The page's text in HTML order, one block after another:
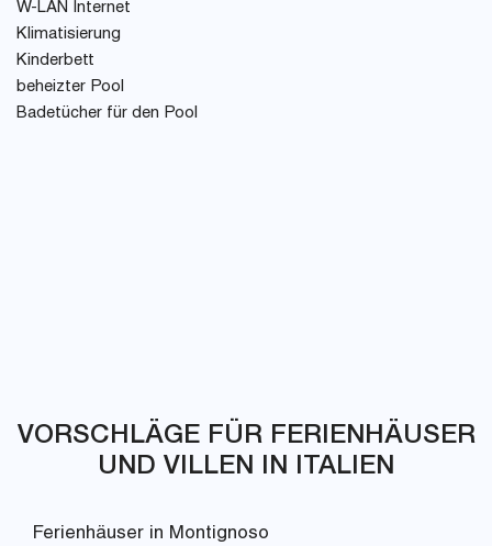
W-LAN Internet
Klimatisierung
Kinderbett
beheizter Pool
Badetücher für den Pool
VORSCHLÄGE FÜR FERIENHÄUSER
UND VILLEN IN ITALIEN
Ferienhäuser in Montignoso